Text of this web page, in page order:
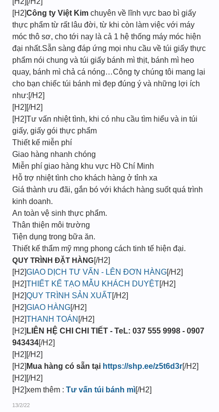
[H2]Công ty Việt Kim chuyên về lĩnh vực bao bì giấy
thực phẩm từ rất lâu đời, từ khi còn làm việc với máy
móc thô sơ, cho tới nay là cả 1 hệ thống máy móc hiện
đại nhất.Sẵn sàng đáp ứng mọi nhu cầu về túi giấy thực
phẩm nói chung và túi giấy bánh mì thịt, bánh mì heo
quay, bánh mì chả cá nóng…Công ty chúng tôi mang lại
cho bạn chiếc túi bánh mì đẹp đúng ý và những lợi ích
như:[/H2]
[H2][/H2]
[H2]Tư vấn nhiệt tình, khi có nhu cầu tìm hiểu và in túi
giấy, giấy gói thực phẩm
Thiết kế miễn phí
Giao hàng nhanh chóng
Miễn phí giao hàng khu vực Hồ Chí Minh
Hỗ trợ nhiệt tình cho khách hàng ở tỉnh xa
Giá thành ưu đãi, gắn bó với khách hàng suốt quá trình
kinh doanh.
An toàn vệ sinh thực phẩm.
Thân thiện môi trường
Tiện dụng trong bữa ăn.
Thiết kế thẩm mỹ mng phong cách tinh tế hiện đại.
QUY TRÌNH ĐẶT HÀNG[/H2]
[H2]GIAO DỊCH TƯ VẤN - LÊN ĐƠN HÀNG[/H2]
[H2]THIẾT KẾ TẠO MẪU KHÁCH DUYỆT[/H2]
[H2]QUY TRÌNH SẢN XUẤT[/H2]
[H2]GIAO HÀNG[/H2]
[H2]THANH TOÁN [/H2]
[H2] LIÊN HỆ CHI CHI TIẾT - TeL: 037 555 9998 - 0907
943434[/H2]
[H2][/H2]
[H2] Mua hàng có sẵn tại https://shp.ee/z5t6d3r[/H2]
[H2][/H2]
[H2]xem thêm : Tư vấn túi bánh mì[/H2]
13/2/22